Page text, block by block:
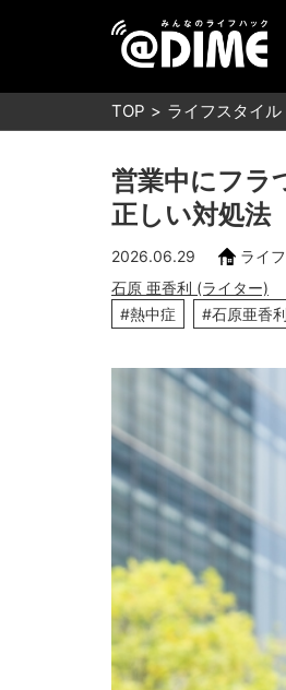
TOP ライフスタイル
営業中にフラ
正しい対処法
2026.06.29
ライ
石原 亜香利 (ライター)
#熱中症
#石原亜香利